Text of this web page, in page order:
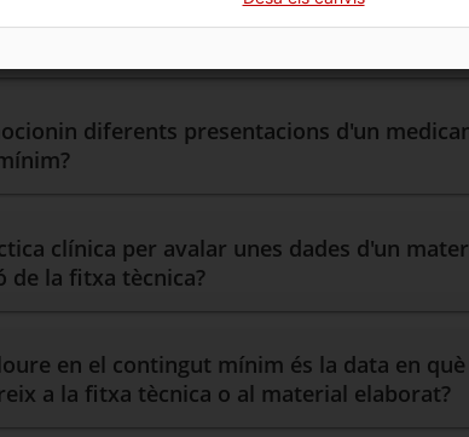
resultats d’estudis sobre una
comercialitzat?
diferents presentacions d'un
clínica per avalar unes dades d'un
de la fitxa tècnica?
en el contingut mínim és la data en
a la fitxa tècnica o al material elaborat?